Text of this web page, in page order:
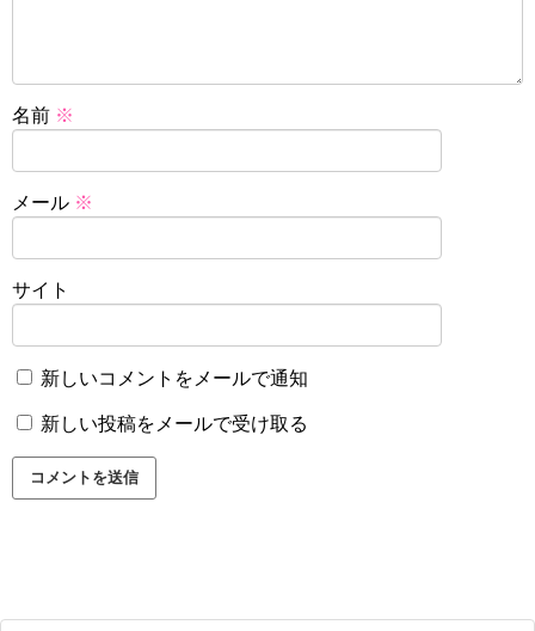
名前 ※
メール ※
サイト
新しいコメントをメールで通知
新しい投稿をメールで受け取る